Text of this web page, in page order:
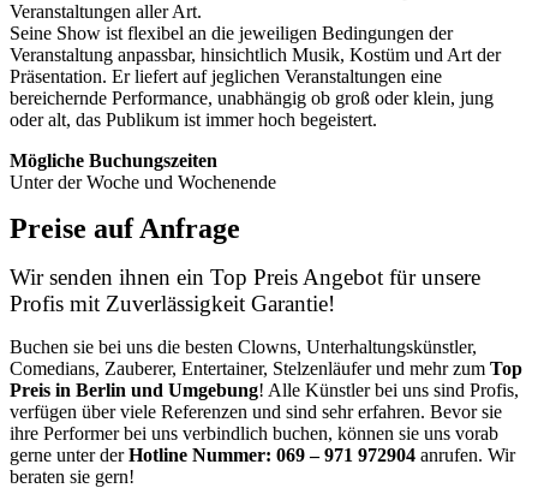
Veranstaltungen aller Art.
Seine Show ist flexibel an die jeweiligen Bedingungen der
Veranstaltung anpassbar, hinsichtlich Musik, Kostüm und Art der
Präsentation. Er liefert auf jeglichen Veranstaltungen eine
bereichernde Performance, unabhängig ob groß oder klein, jung
oder alt, das Publikum ist immer hoch begeistert.
Mögliche Buchungszeiten
Unter der Woche und Wochenende
Preise auf Anfrage
Wir senden ihnen ein Top Preis Angebot für unsere
Profis mit Zuverlässigkeit Garantie!
Buchen sie bei uns die besten Clowns, Unterhaltungskünstler,
Comedians, Zauberer, Entertainer, Stelzenläufer und mehr zum Top
Preis in Berlin und Umgebung! Alle Künstler bei uns sind Profis,
verfügen über viele Referenzen und sind sehr erfahren. Bevor sie
ihre Performer bei uns verbindlich buchen, können sie uns vorab
gerne unter derHotline Nummer: 069 – 971 972904 anrufen. Wir
beraten sie gern!